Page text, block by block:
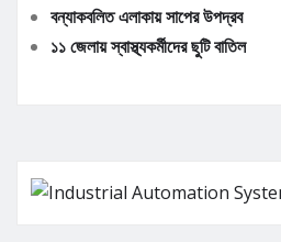
বন্যাকবলিত এলাকায় সাপের উপদ্রব
১১ জেলায় স্বাস্থ্যকর্মীদের ছুটি বাতিল